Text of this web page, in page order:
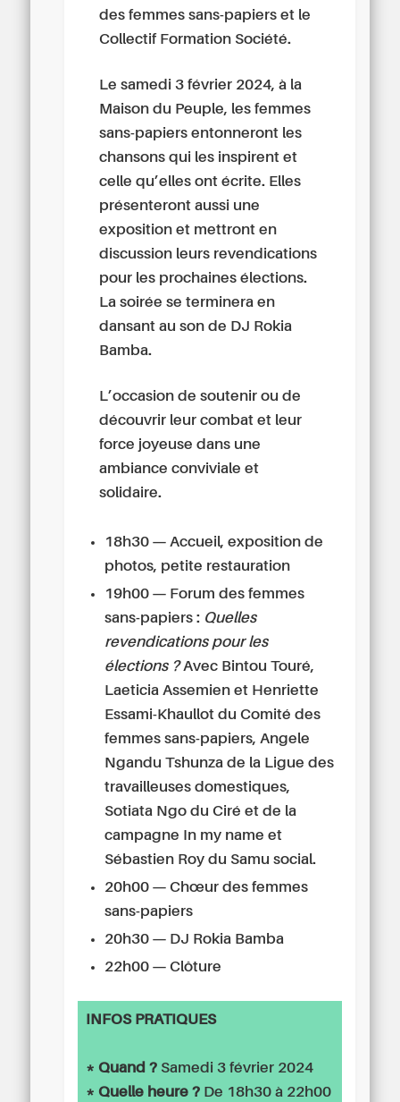
des femmes sans-papiers et le
Collectif Formation Société.
Le samedi 3 février 2024, à la
Maison du Peuple, les femmes
sans-papiers entonneront les
chansons qui les inspirent et
celle qu’elles ont écrite. Elles
présenteront aussi une
exposition et mettront en
discussion leurs revendications
pour les prochaines élections.
La soirée se terminera en
dansant au son de DJ Rokia
Bamba.
L’occasion de soutenir ou de
découvrir leur combat et leur
force joyeuse dans une
ambiance conviviale et
solidaire.
18h30 — Accueil, exposition de
photos, petite restauration
19h00 — Forum des femmes
sans-papiers : Quelles
revendications pour les
élections ?Avec Bintou Touré,
Laeticia Assemien et Henriette
Essami-Khaullot du Comité des
femmes sans-papiers, Angele
Ngandu Tshunza de la Ligue des
travailleuses domestiques,
Sotiata Ngo du Ciré et de la
campagne In my name et
Sébastien Roy du Samu social.
20h00 — Chœur des femmes
sans-papiers
20h30 — DJ Rokia Bamba
22h00 — Clôture
INFOS PRATIQUES
* Quand ? Samedi 3 février 2024
* Quelle heure ? De 18h30 à 22h00